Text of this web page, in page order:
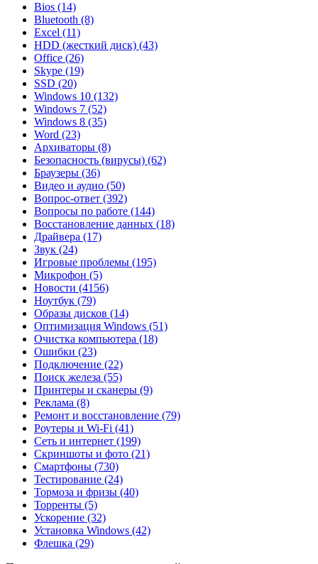
Bios (14)
Bluetooth (8)
Excel (11)
HDD (жесткий диск) (43)
Office (26)
Skype (19)
SSD (20)
Windows 10 (132)
Windows 7 (52)
Windows 8 (35)
Word (23)
Архиваторы (8)
Безопасность (вирусы) (62)
Браузеры (36)
Видео и аудио (50)
Вопрос-ответ (392)
Вопросы по работе (144)
Восстановление данных (18)
Драйвера (17)
Звук (24)
Игровые проблемы (195)
Микрофон (5)
Новости (4156)
Ноутбук (79)
Образы дисков (14)
Оптимизация Windows (51)
Очистка компьютера (18)
Ошибки (23)
Подключение (22)
Поиск железа (55)
Принтеры и сканеры (9)
Реклама (8)
Ремонт и восстановление (79)
Роутеры и Wi-Fi (41)
Сеть и интернет (199)
Скриншоты и фото (21)
Смартфоны (730)
Тестирование (24)
Тормоза и фризы (40)
Торренты (5)
Ускорение (32)
Установка Windows (42)
Флешка (29)